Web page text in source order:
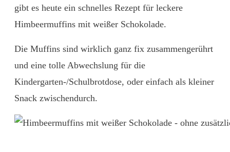
gibt es heute ein schnelles Rezept für leckere
Himbeermuffins mit weißer Schokolade.
Die Muffins sind wirklich ganz fix zusammengerührt
und eine tolle Abwechslung für die
Kindergarten-/Schulbrotdose, oder einfach als kleiner
Snack zwischendurch.